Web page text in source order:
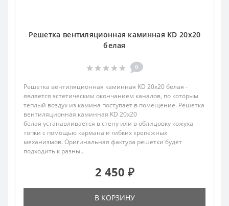
Решетка вентиляционная каминная KD 20х20
белая
0
Решетка вентиляционная каминная KD 20х20 белая -
является эстетическим окончанием каналов, по которым
теплый воздух из камина поступает в помещение. Решетка
вентиляционная каминная KD 20х20
белая устанавливается в стену или в облицовку кожуха
топки с помощью кармана и гибких крепежных
механизмов. Оригинальная фактура решетки будет
подходить к разны..
2 450 ₽
В КОРЗИНУ